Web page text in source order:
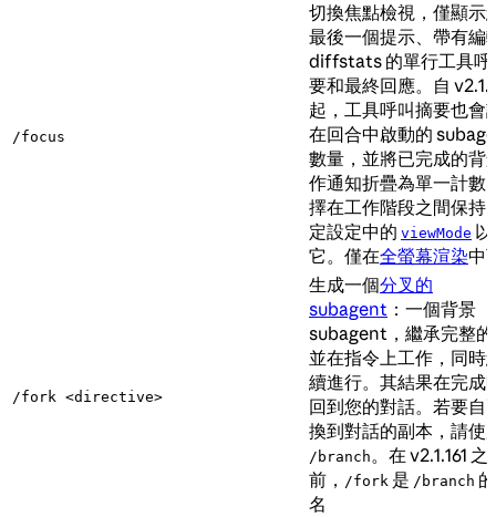
/focus
切換焦點檢視，僅顯示
最後一個提示、帶有編
diffstats 的單行工具呼
要和最終回應。自
起，工具呼叫摘要也會
在回合中啟動的
數量，並將已完成的背
作通知折疊為單一計數
擇在工作階段之間保持
定設定中的 viewMode
它。僅在全螢幕渲染中
/fork <directive>
生成一個分叉的
subagent ：一個背景
subagent，繼承完整
並在指令上工作，同時
續進行。其結果在完成
回到您的對話。若要自
換到對話的副本，請使
/branch。在 v2.1.161 之
前， /fork 是 /branch
名